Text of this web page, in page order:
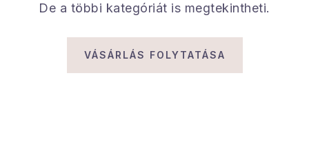
Háztartás
Hobbi és kert
De a többi kategóriát is megtekintheti.
VÁSÁRLÁS FOLYTATÁSA